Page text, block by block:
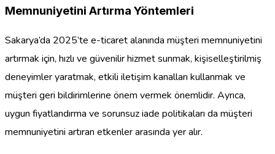
Memnuniyetini Artırma Yöntemleri
Sakarya’da 2025’te e-ticaret alanında müşteri memnuniyetini
artırmak için, hızlı ve güvenilir hizmet sunmak, kişiselleştirilmiş
deneyimler yaratmak, etkili iletişim kanalları kullanmak ve
müşteri geri bildirimlerine önem vermek önemlidir. Ayrıca,
uygun fiyatlandırma ve sorunsuz iade politikaları da müşteri
memnuniyetini artıran etkenler arasında yer alır.